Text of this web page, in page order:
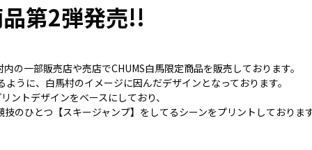
第2弾発売!!
の一部販売店や売店でCHUMS白馬限定商品を販売しております。
うに、白馬村のイメージに因んだデザインとなっております。
ントデザインをベースにしており、
のひとつ【スキージャンプ】をしてるシーンをプリントしておりま